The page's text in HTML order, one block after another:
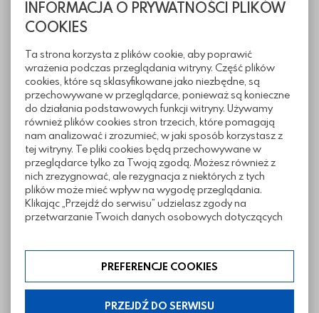
INFORMACJA O PRYWATNOŚCI PLIKÓW
COOKIES
Ta strona korzysta z plików cookie, aby poprawić
wrażenia podczas przeglądania witryny. Część plików
cookies, które są sklasyfikowane jako niezbędne, są
przechowywane w przeglądarce, ponieważ są konieczne
do działania podstawowych funkcji witryny. Używamy
również plików cookies stron trzecich, które pomagają
nam analizować i zrozumieć, w jaki sposób korzystasz z
tej witryny. Te pliki cookies będą przechowywane w
przeglądarce tylko za Twoją zgodą. Możesz również z
nich zrezygnować, ale rezygnacja z niektórych z tych
plików może mieć wpływ na wygodę przeglądania.
Klikając „Przejdź do serwisu” udzielasz zgody na
przetwarzanie Twoich danych osobowych dotyczących
zakres klikając w „Preferencje cookies”. W każdej chwili
możesz modyfikować udzielone zgody w zakładce:
informacje i regulaminy — ustawienia cookies.
PREFERENCJE COOKIES
PRZEJDŹ DO SERWISU
Informacje techniczne
Sposoby ułożenia
Pliki do pobrania
Realizacje z wykorzystaniem kostki